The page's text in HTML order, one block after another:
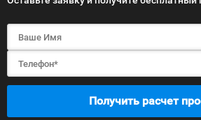
Получить расчет